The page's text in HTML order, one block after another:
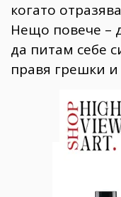
когато
Нещо повече –
да питам себе
правя грешки и